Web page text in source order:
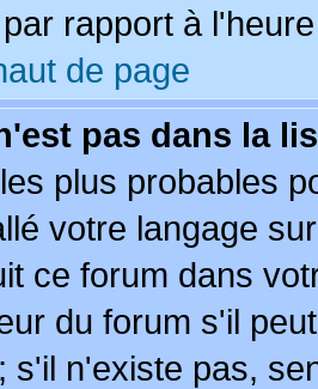
rapport à
de page
pas dans la
plus probables
votre langage
ce forum dans
du forum s'il
s'il n'existe pas,